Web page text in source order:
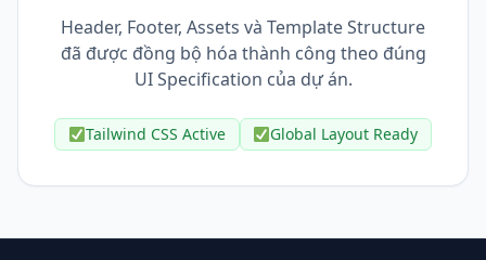
Header, Footer, Assets và Template Structure
đã được đồng bộ hóa thành công theo đúng
UI Specification của dự án.
Tailwind CSS Active Global Layout Ready